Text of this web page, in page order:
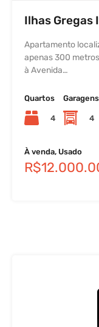
Ilhas Gregas
Apartamento
apenas 300
à Avenida…
Quartos
4
Garagens
4
À venda, Usado